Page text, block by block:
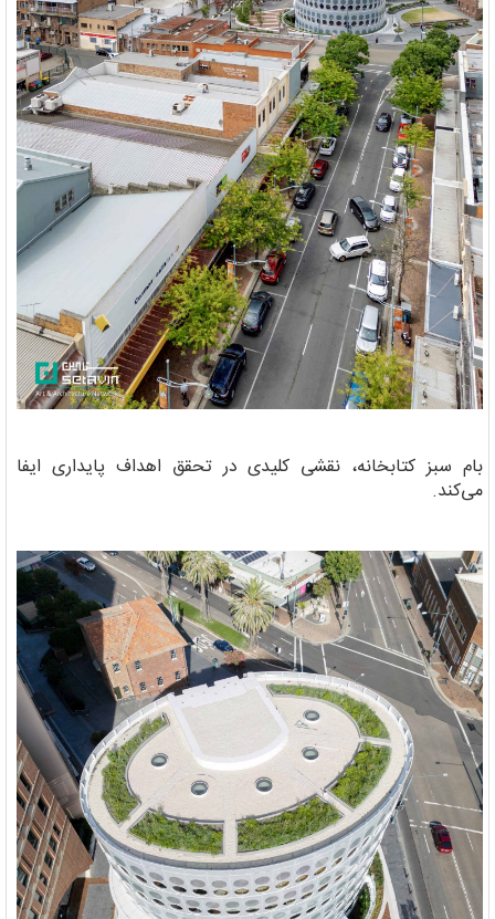
بام سبز کتابخانه، نقشی کلیدی در تحقق اهداف پایداری ایفا
می‌کند.